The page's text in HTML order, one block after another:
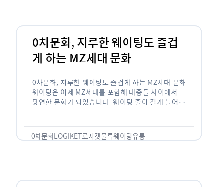
0차문화, 지루한 웨이팅도 즐겁
게 하는 MZ세대 문화
0차문화, 지루한 웨이팅도 즐겁게 하는 MZ세대 문화
웨이팅은 이제 MZ세대를 포함해 대중들 사이에서
당연한 문화가 되었습니다. 웨이팅 줄이 길게 늘어서
0차문화LOGIKET로지켓물류웨이팅유통